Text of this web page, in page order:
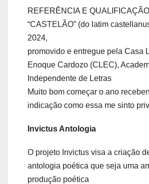
REFERÊNCIA E
“CASTELÃO” (do latim
2024,
promovido e entregue pela Casa
Enoque Cardozo (CLEC),
Independente de Letras
Muito bom começar o ano
indicação como essa me sinto
Invictus Antologia
O projeto Invictus visa a criação
antologia poética que seja uma
produção poética